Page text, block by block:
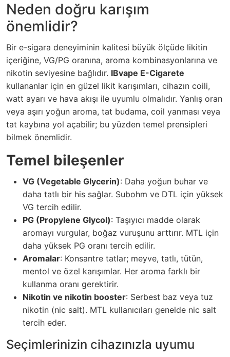
Neden doğru karışım
önemlidir?
Bir e-sigara deneyiminin kalitesi büyük ölçüde likitin
içeriğine, VG/PG oranına, aroma kombinasyonlarına ve
nikotin seviyesine bağlıdır. IBvape E-Cigarete
kullananlar için en güzel likit karışımları, cihazın coili,
watt ayarı ve hava akışı ile uyumlu olmalıdır. Yanlış oran
veya aşırı yoğun aroma, tat budama, coil yanması veya
tat kaybına yol açabilir; bu yüzden temel prensipleri
bilmek önemlidir.
Temel bileşenler
VG (Vegetable Glycerin): Daha yoğun buhar ve
daha tatlı bir his sağlar. Subohm ve DTL için yüksek
VG tercih edilir.
PG (Propylene Glycol): Taşıyıcı madde olarak
aromayı vurgular, boğaz vuruşunu arttırır. MTL için
daha yüksek PG oranı tercih edilir.
Aromalar: Konsantre tatlar; meyve, tatlı, tütün,
mentol ve özel karışımlar. Her aroma farklı bir
kullanma oranı gerektirir.
Nikotin ve nikotin booster: Serbest baz veya tuz
nikotin (nic salt). MTL kullanıcıları genelde nic salt
tercih eder.
Seçimlerinizin cihazınızla uyumu